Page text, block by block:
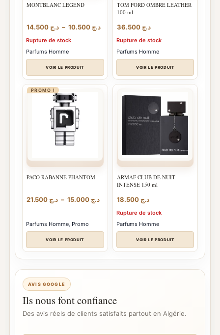
MONTBLANC LEGEND
د.ج – د.ج
Plage
د.ج 10.500
à
Rupture de stock
Parfums Homme
VOIR LE PRODUIT
TOM FORD OMBRE LEATHER
100 ml
د.ج 36.500
Rupture de stock
Parfums Homme
VOIR LE PRODUIT
PROMO !
PACO RABANNE PHANTOM
د.ج – د.ج
Plage
د.ج 15.000
à
Parfums Homme, Promo
VOIR LE PRODUIT
ARMAF CLUB DE NUIT
INTENSE 150 ml
د.ج 18.500
Rupture de stock
Parfums Homme
VOIR LE PRODUIT
AVIS GOOGLE
Ils nous font confiance
Des avis réels de clients satisfaits partout en Algérie.